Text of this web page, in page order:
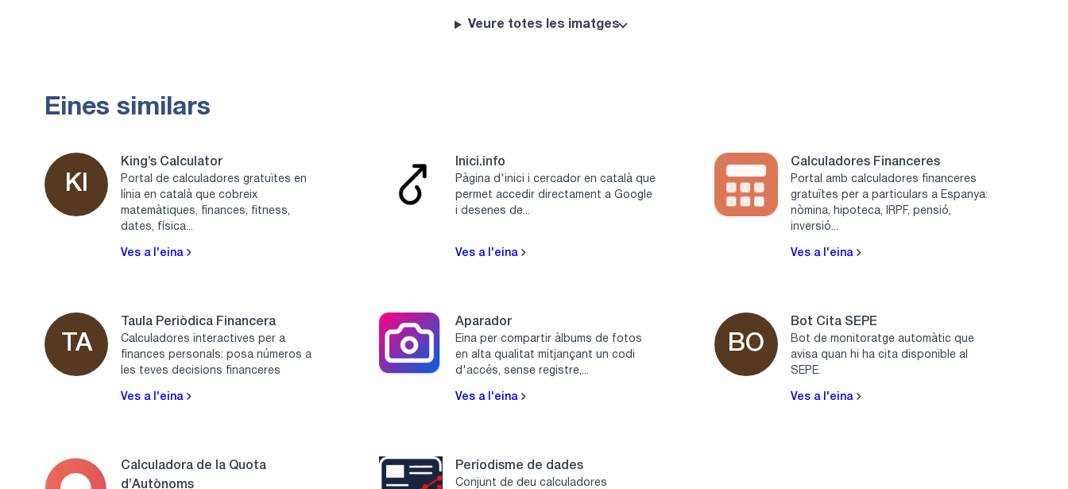
Veure totes les imatges
Eines similars
KI
King’s Calculator
Portal de calculadores gratuïtes en
línia en català que cobreix
matemàtiques, finances, fitness,
dates, física...
Ves a l'eina
Inici.info
Pàgina d'inici i cercador en català que
permet accedir directament a Google
i desenes de...
Ves a l'eina
Calculadores Financeres
Portal amb calculadores financeres
gratuïtes per a particulars a Espanya:
nòmina, hipoteca, IRPF, pensió,
inversió...
Ves a l'eina
TA
Taula Periòdica Financera
Calculadores interactives per a
finances personals: posa números a
les teves decisions financeres
Ves a l'eina
Aparador
Eina per compartir àlbums de fotos
en alta qualitat mitjançant un codi
d'accés, sense registre,...
Ves a l'eina
BO
Bot Cita SEPE
Bot de monitoratge automàtic que
avisa quan hi ha cita disponible al
SEPE.
Ves a l'eina
Calculadora de la Quota
d’Autònoms
Periodisme de dades
Conjunt de deu calculadores